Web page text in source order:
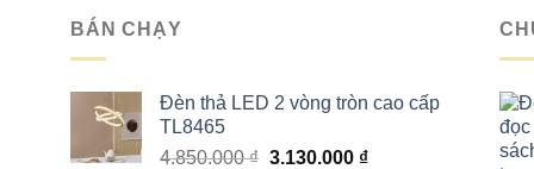
BÁN CHẠY
Đèn thả LED 2 vòng tròn cao cấp
TL8465
4.850.000₫ Giá
3.130.000 ₫Giá